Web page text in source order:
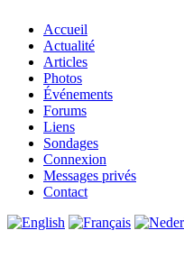
Accueil
Actualité
Articles
Photos
Événements
Forums
Liens
Sondages
Connexion
Messages privés
Contact